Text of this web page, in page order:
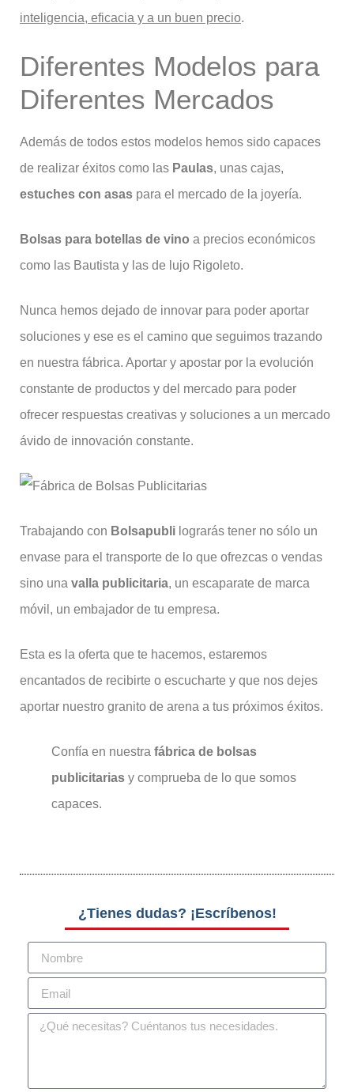
inteligencia, eficacia y a un buen precio.
Diferentes Modelos para
Diferentes Mercados
Además de todos estos modelos hemos sido capaces
de realizar éxitos como las Paulas, unas cajas,
estuches con asas para el mercado de la joyería.
Bolsas para botellas de vino a precios económicos
como las Bautista y las de lujo Rigoleto.
Nunca hemos dejado de innovar para poder aportar
soluciones y ese es el camino que seguimos trazando
en nuestra fábrica. Aportar y apostar por la evolución
constante de productos y del mercado para poder
ofrecer respuestas creativas y soluciones a un mercado
ávido de innovación constante.
Trabajando con Bolsapubli lograrás tener no sólo un
envase para el transporte de lo que ofrezcas o vendas
sino una valla publicitaria, un escaparate de marca
móvil, un embajador de tu empresa.
Esta es la oferta que te hacemos, estaremos
encantados de recibirte o escucharte y que nos dejes
aportar nuestro granito de arena a tus próximos éxitos.
Confía en nuestra fábrica de bolsas
publicitarias y comprueba de lo que somos
capaces.
¿Tienes dudas? ¡Escríbenos!